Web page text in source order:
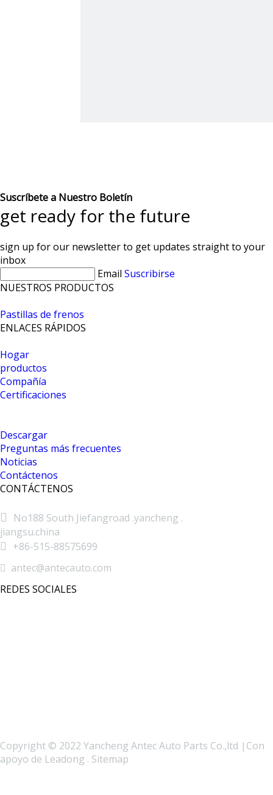
Suscríbete a Nuestro Boletín
get ready for the future
sign up for our newsletter to get updates straight to your
inbox
Email Suscribirse
NUESTROS PRODUCTOS
Pastillas de frenos
ENLACES RÁPIDOS
Hogar
productos
Compañía
Certificaciones
Descargar
Preguntas más frecuentes
Noticias
Contáctenos
CONTÁCTENOS

No188 South Jiefangroad .yancheng .
jiangsu.china
 +86-515-88575699
 antec@antecauto.com
REDES SOCIALES
Copyright © 2022 Yancheng Antec Auto Parts Co.,ltd |Con
apoyo de Leadong . Sitemap